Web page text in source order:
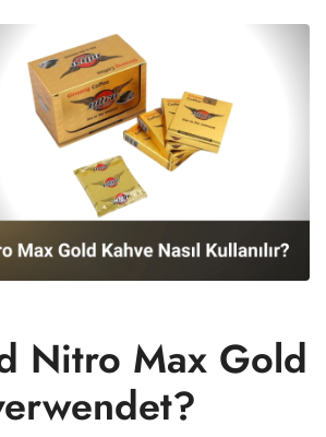
Nitro Max Gold